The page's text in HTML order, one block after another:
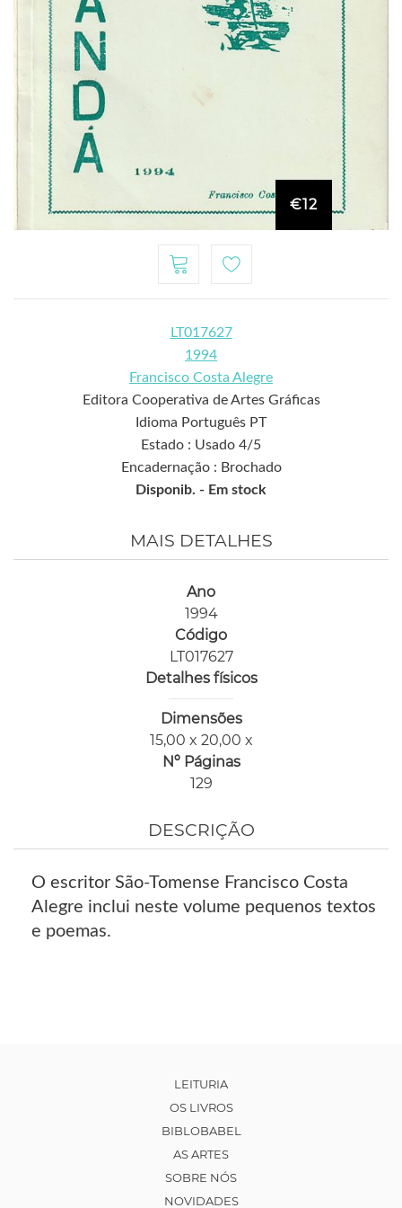
€12
LT017627
1994
Francisco Costa Alegre
Editora Cooperativa de Artes Gráficas
Idioma Português PT
Estado : Usado 4/5
Encadernação : Brochado
Disponib. - Em stock
MAIS DETALHES
Ano
1994
Código
LT017627
Detalhes físicos
Dimensões
15,00 x 20,00 x
Nº Páginas
129
DESCRIÇÃO
O escritor São-Tomense Francisco Costa
Alegre inclui neste volume pequenos textos
e poemas.
LEITURIA
OS LIVROS
BIBLOBABEL
AS ARTES
SOBRE NÓS
NOVIDADES